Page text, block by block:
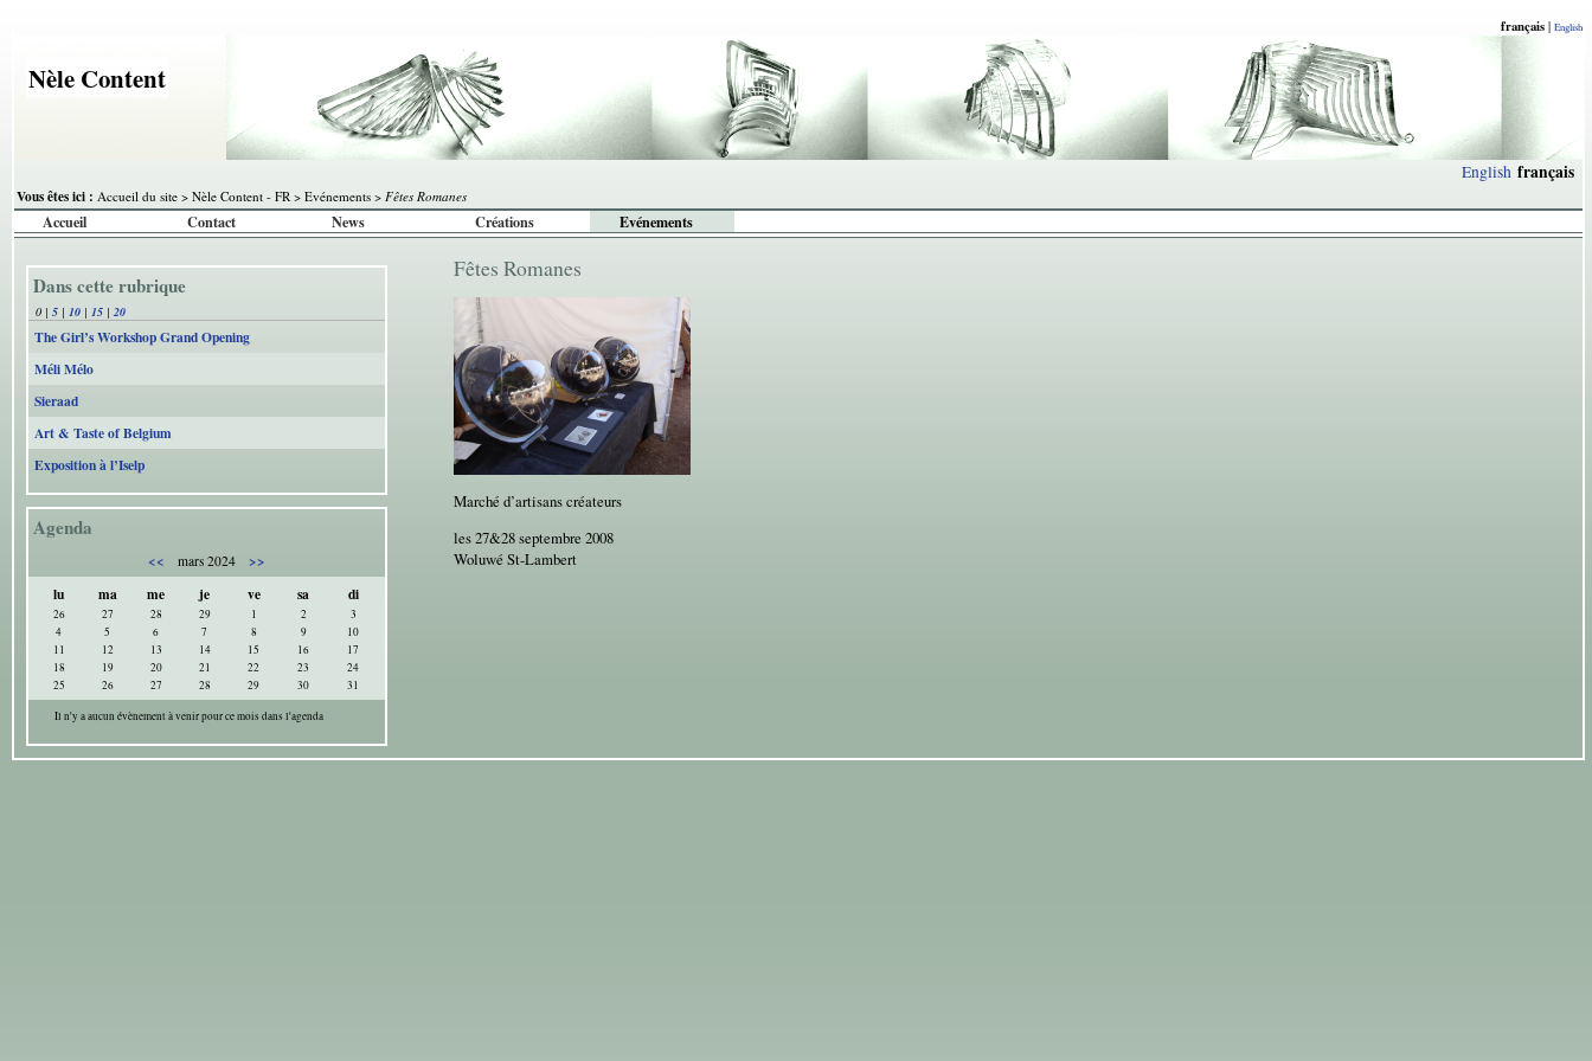
français | English
Nèle Content
English français
Vous êtes ici : Accueil du site > Nèle Content - FR > Evénements > Fêtes Romanes
Accueil Contact News Créations Evénements
Dans cette rubrique
0 | 5 | 10 | 15 | 20
The Girl’s Workshop Grand Opening
Méli Mélo
Sieraad
Art & Taste of Belgium
Exposition à l’Iselp
Agenda
<< mars 2024
>>
lu
ma me je ve sa di
26 27 28 29 1 2
3
4
5 6 7 8 9
10
11
12 13 14 15 16
17
18
19 20 21 22 23
24
25
26 27 28 29 30
31
Il n'y a aucun évènement à venir pour ce mois dans l'agenda
Fêtes Romanes
Marché d’artisans créateurs
les 27&28 septembre 2008
Woluwé St-Lambert